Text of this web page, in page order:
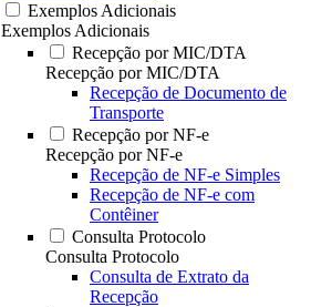
Exemplos Adicionais
Exemplos Adicionais
Recepção por MIC/DTA
Recepção por MIC/DTA
Recepção de Documento de
Transporte
Recepção por NF-e
Recepção por NF-e
Recepção de NF-e Simples
Recepção de NF-e com
Contêiner
Consulta Protocolo
Consulta Protocolo
Consulta de Extrato da
Recepção